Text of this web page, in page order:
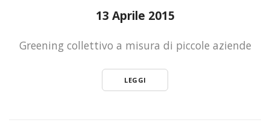
13 Aprile 2015
Greening collettivo a misura di piccole aziende
LEGGI